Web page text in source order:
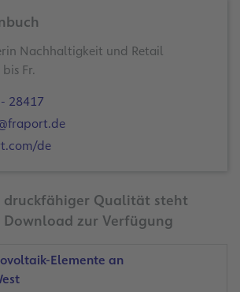
Nachhaltigkeit und Retail
Fr.
28417
de
Qualität steht
Download zur Verfügung
Elemente an